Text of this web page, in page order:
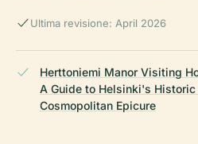
Ultima revisione: April 2026
Herttoniemi Manor Visiting
A Guide to Helsinki's
Cosmopolitan Epicure